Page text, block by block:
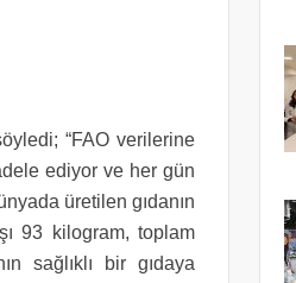
“FAO verilerine
ediyor ve her gün
üretilen gıdanın
93 kilogram, toplam
sağlıklı bir gıdaya